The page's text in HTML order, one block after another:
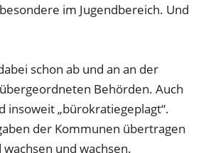
im Jugendbereich. Und
schon ab und an an der
Behörden. Auch
insoweit „bürokratiegeplagt“.
der Kommunen übertragen
und wachsen.